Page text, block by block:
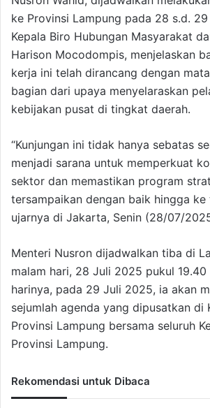
ke Provinsi Lampung pada 28 s.d.
Kepala Biro Hubungan Masyarakat
Harison Mocodompis, menjelaskan
kerja ini telah dirancang dengan
bagian dari upaya menyelaraskan
kebijakan pusat di tingkat daerah.
“Kunjungan ini tidak hanya sebatas
menjadi sarana untuk memperkuat
sektor dan memastikan program
tersampaikan dengan baik hingga ke
ujarnya di Jakarta, Senin (28/07/
Menteri Nusron dijadwalkan tiba di
malam hari, 28 Juli 2025 pukul 19.40
harinya, pada 29 Juli 2025, ia akan
sejumlah agenda yang dipusatkan di
Provinsi Lampung bersama seluruh
Provinsi Lampung.
Rekomendasi untuk Dibaca